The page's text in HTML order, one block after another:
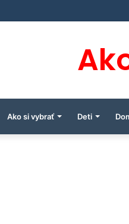
Ako si vybrať Deti